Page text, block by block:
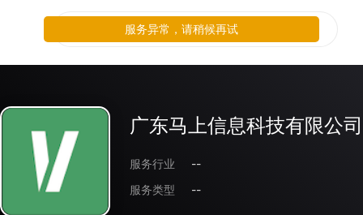
广东马上信息科技有限公司
服务行业
--
服务类型
--
服务异常，请稍候再试